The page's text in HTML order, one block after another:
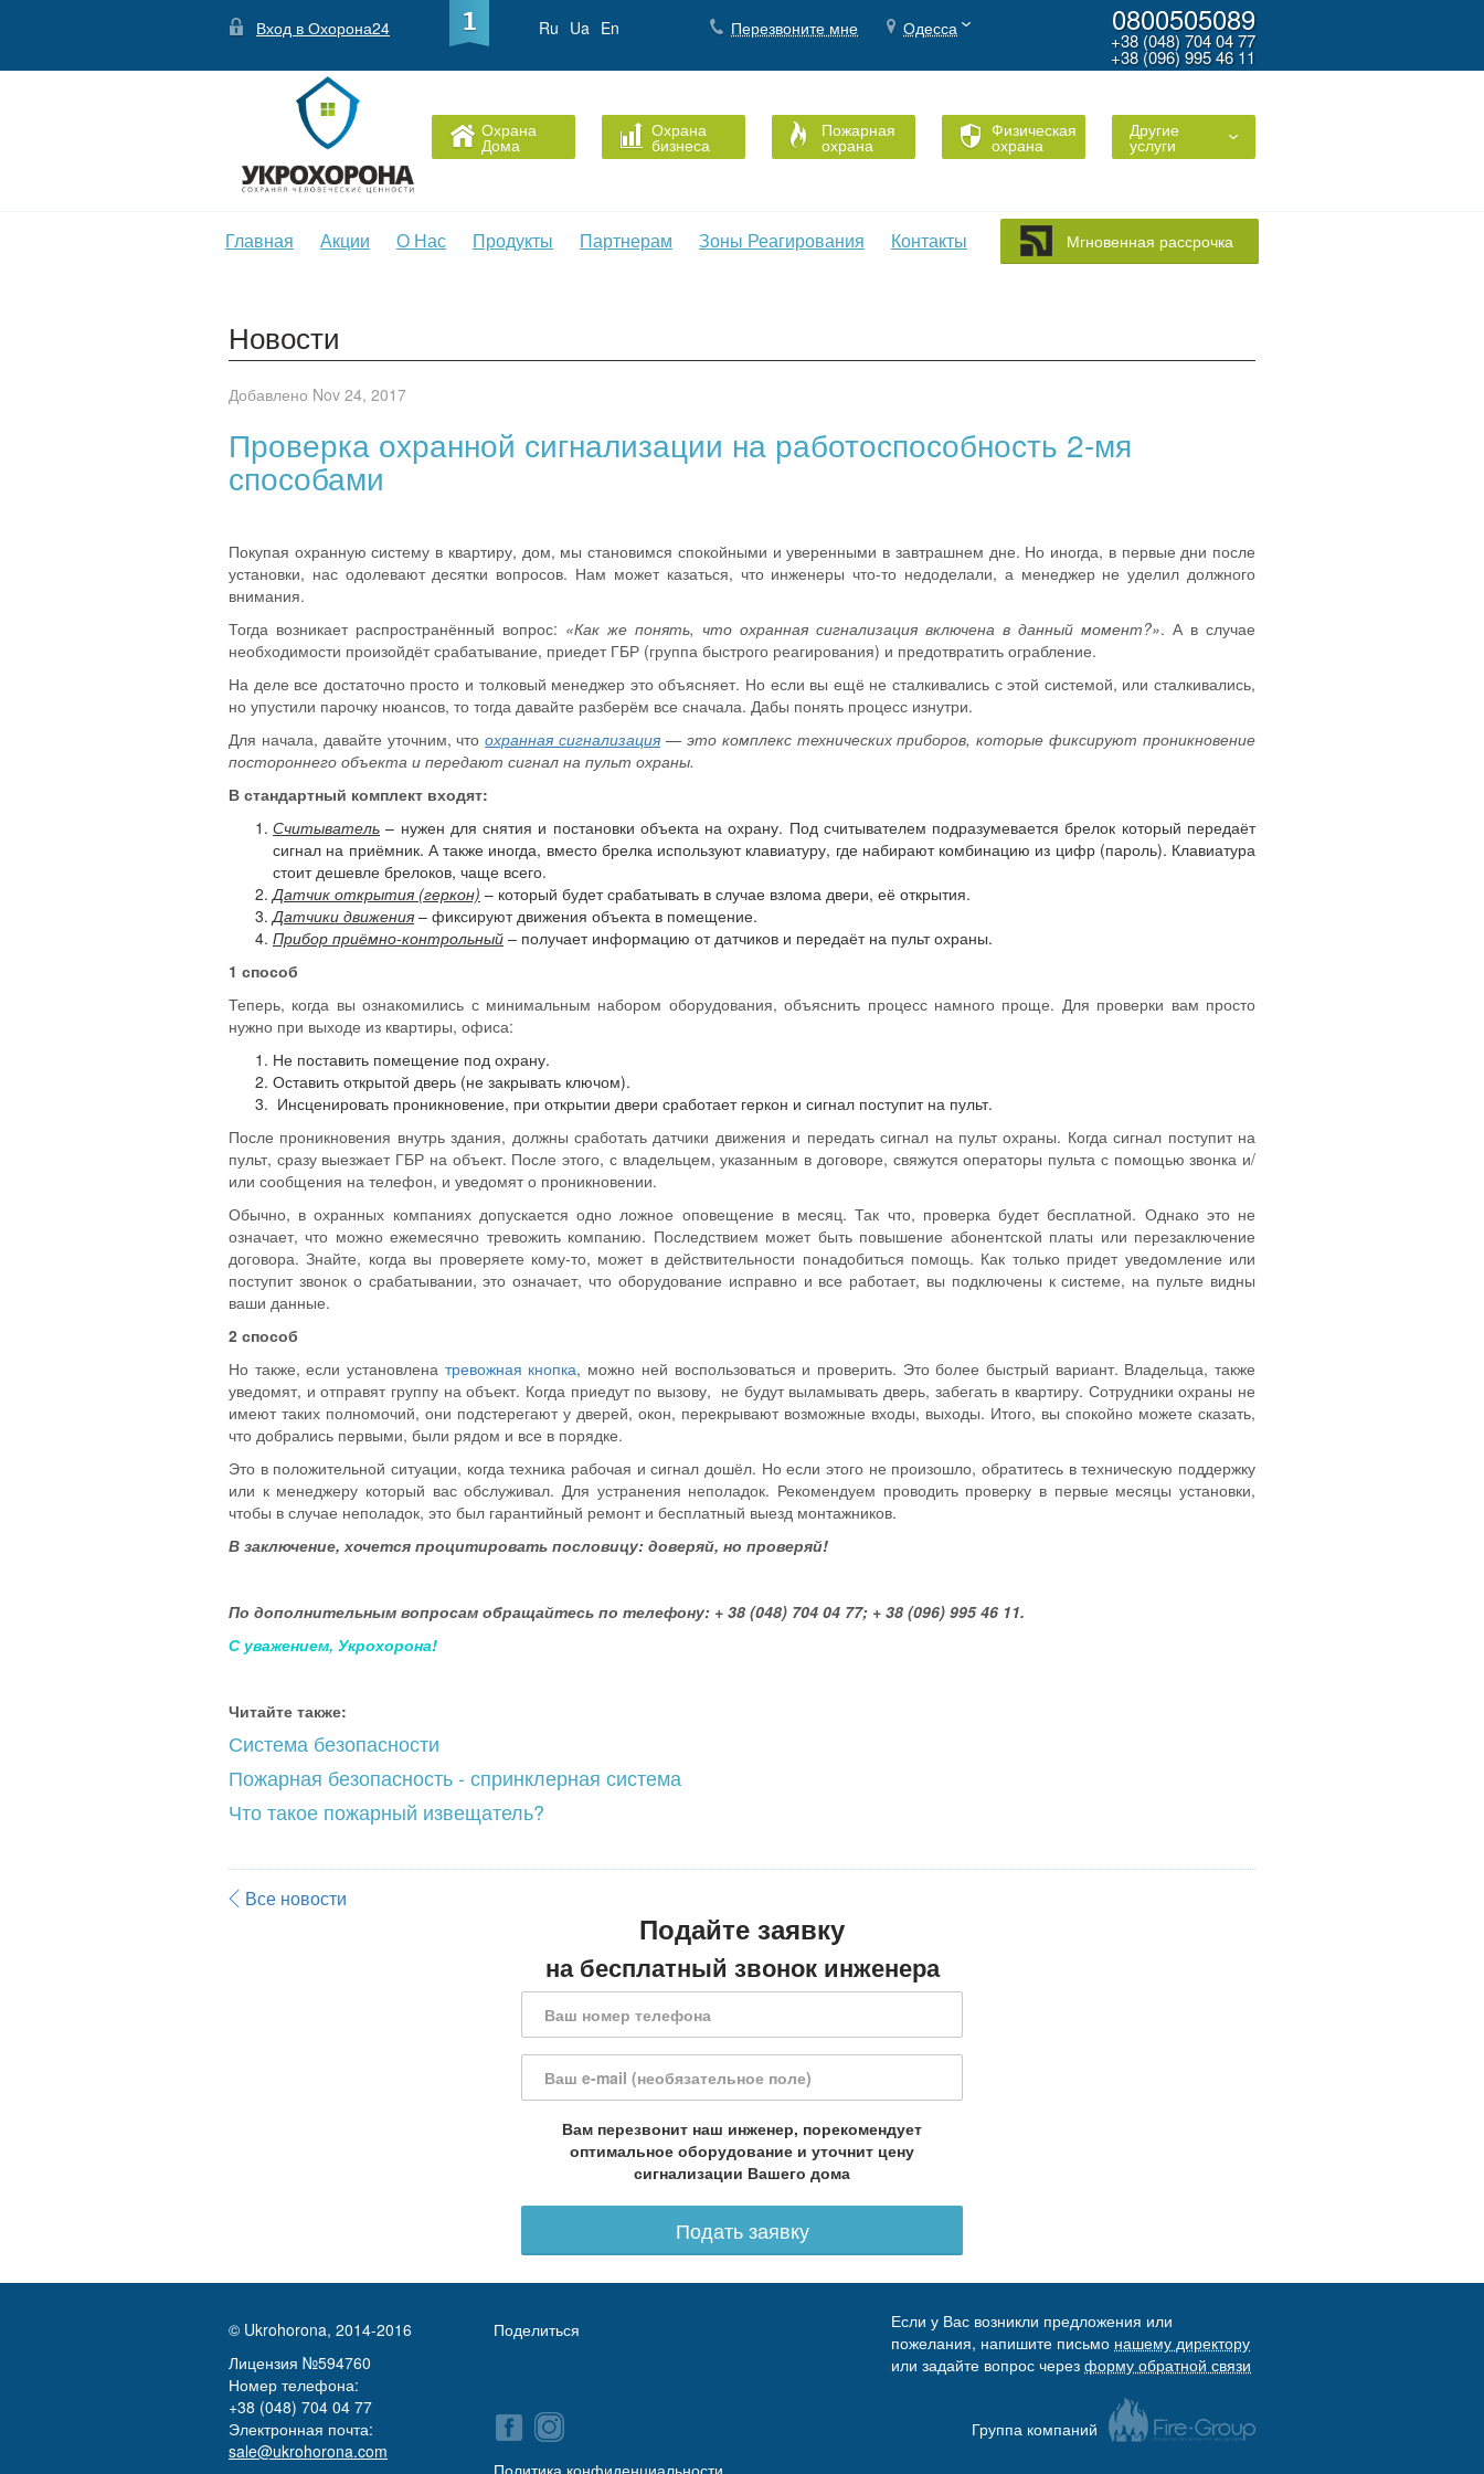
Вход в Охорона24 Ru Ua En Перезвоните мне Одесса 0800505089
+38 (048) 704 04 77
+38 (096) 995 46 11
Охрана
Дома
Охрана
бизнеса
Пожарная
охрана
Физическая
охрана
Другие
услуги
Главная Акции О Нас Продукты Партнерам Зоны Реагирования Контакты Мгновенная рассрочка
Новости
Добавлено Nov 24, 2017
Проверка охранной сигнализации на работоспособность 2-мя
способами
Покупая охранную систему в квартиру, дом, мы становимся спокойными и уверенными в завтрашнем дне. Но иногда, в первые дни после
установки, нас одолевают десятки вопросов. Нам может казаться, что инженеры что-то недоделали, а менеджер не уделил должного
внимания.
Тогда возникает распространённый вопрос: «Как же понять, что охранная сигнализация включена в данный момент?». А в случае
необходимости произойдёт срабатывание, приедет ГБР (группа быстрого реагирования) и предотвратить ограбление.
На деле все достаточно просто и толковый менеджер это объясняет. Но если вы ещё не сталкивались с этой системой, или сталкивались,
но упустили парочку нюансов, то тогда давайте разберём все сначала. Дабы понять процесс изнутри.
Для начала, давайте уточним, чтоохранная сигнализация —это комплекс технических приборов, которые фиксируют проникновение
постороннего объекта и передают сигнал на пульт охраны.
В стандартный комплект входят:
Считыватель – нужен для снятия и постановки объекта на охрану. Под считывателем подразумевается брелок который передаёт
сигнал на приёмник. А также иногда, вместо брелка используют клавиатуру, где набирают комбинацию из цифр (пароль). Клавиатура
стоит дешевле брелоков, чаще всего.
Датчик открытия (геркон) – который будет срабатывать в случае взлома двери, её открытия.
Датчики движения – фиксируют движения объекта в помещение.
Прибор приёмно-контрольный – получает информацию от датчиков и передаёт на пульт охраны.
1 способ
Теперь, когда вы ознакомились с минимальным набором оборудования, объяснить процесс намного проще. Для проверки вам просто
нужно при выходе из квартиры, офиса:
Не поставить помещение под охрану.
Оставить открытой дверь (не закрывать ключом).
Инсценировать проникновение, при открытии двери сработает геркон и сигнал поступит на пульт.
После проникновения внутрь здания, должны сработать датчики движения и передать сигнал на пульт охраны. Когда сигнал поступит на
пульт, сразу выезжает ГБР на объект. После этого, с владельцем, указанным в договоре, свяжутся операторы пульта с помощью звонка и/
или сообщения на телефон, и уведомят о проникновении.
Обычно, в охранных компаниях допускается одно ложное оповещение в месяц. Так что, проверка будет бесплатной. Однако это не
означает, что можно ежемесячно тревожить компанию. Последствием может быть повышение абонентской платы или перезаключение
договора. Знайте, когда вы проверяете кому-то, может в действительности понадобиться помощь. Как только придет уведомление или
поступит звонок о срабатывании, это означает, что оборудование исправно и все работает, вы подключены к системе, на пульте видны
ваши данные.
2 способ
Но также, если установлена тревожная кнопка, можно ней воспользоваться и проверить. Это более быстрый вариант. Владельца, также
уведомят, и отправят группу на объект. Когда приедут по вызову, не будут выламывать дверь, забегать в квартиру. Сотрудники охраны не
имеют таких полномочий, они подстерегают у дверей, окон, перекрывают возможные входы, выходы. Итого, вы спокойно можете сказать,
что добрались первыми, были рядом и все в порядке.
Это в положительной ситуации, когда техника рабочая и сигнал дошёл. Но если этого не произошло, обратитесь в техническую поддержку
или к менеджеру который вас обслуживал. Для устранения неполадок. Рекомендуем проводить проверку в первые месяцы установки,
чтобы в случае неполадок, это был гарантийный ремонт и бесплатный выезд монтажников.
В заключение, хочется процитировать пословицу: доверяй, но проверяй!
По дополнительным вопросам обращайтесь по телефону: + 38 (048) 704 04 77; + 38 (096) 995 46 11.
С уважением, Укрохорона!
Читайте также:
Система безопасности
Пожарная безопасность - спринклерная система
Что такое пожарный извещатель?
Все новости
Подайте заявку
на бесплатный звонок инженера
Вам перезвонит наш инженер, порекомендует
оптимальное оборудование и уточнит цену
сигнализации Вашего дома
Подать заявку
© Ukrohorona, 2014-2016
Лицензия №594760
Номер телефона:
+38 (048) 704 04 77
Электронная почта:
sale@ukrohorona.com
Поделиться
Политика конфиденциальности
Если у Вас возникли предложения или
пожелания, напишите письмо нашему директору
или задайте вопрос через форму обратной связи
Группа компаний